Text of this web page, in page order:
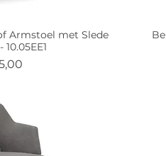
Armstoel met Slede